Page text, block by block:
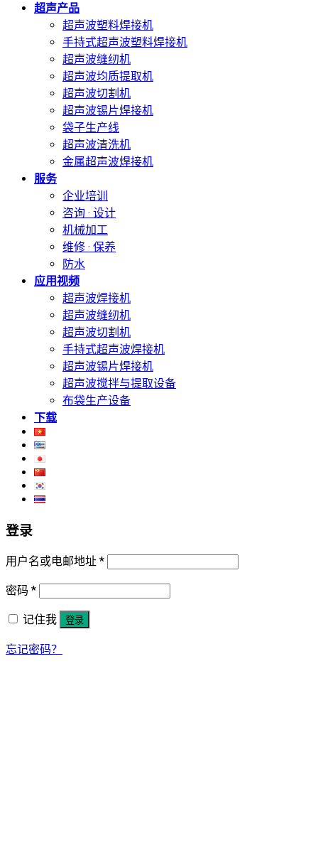
超声产品
超声波塑料焊接机
手持式超声波塑料焊接机
超声波缝纫机
超声波均质提取机
超声波切割机
超声波锡片焊接机
袋子生产线
超声波清洗机
金属超声波焊接机
服务
企业培训
咨询 · 设计
机械加工
维修 · 保养
防水
应用视频
超声波焊接机
超声波缝纫机
超声波切割机
手持式超声波焊接机
超声波锡片焊接机
超声波搅拌与提取设备
布袋生产设备
下载
登录
用户名或电邮地址 *
密码 *
记住我 登录
忘记密码？